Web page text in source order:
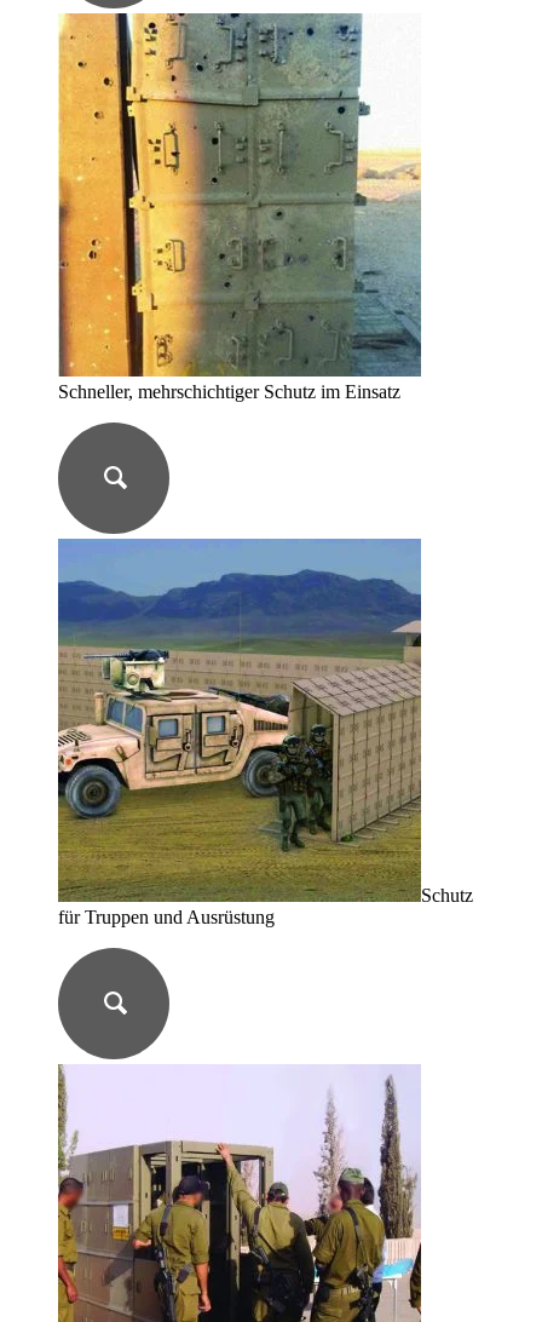
Schneller, mehrschichtiger Schutz im Einsatz
Schutz
für Truppen und Ausrüstung